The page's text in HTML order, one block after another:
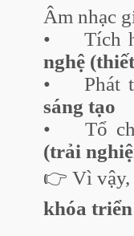
Âm nhạc
•
Tích
nghệ
•
Phát
sáng tạo
•
Tổ
(trải
👉 Vì
khóa